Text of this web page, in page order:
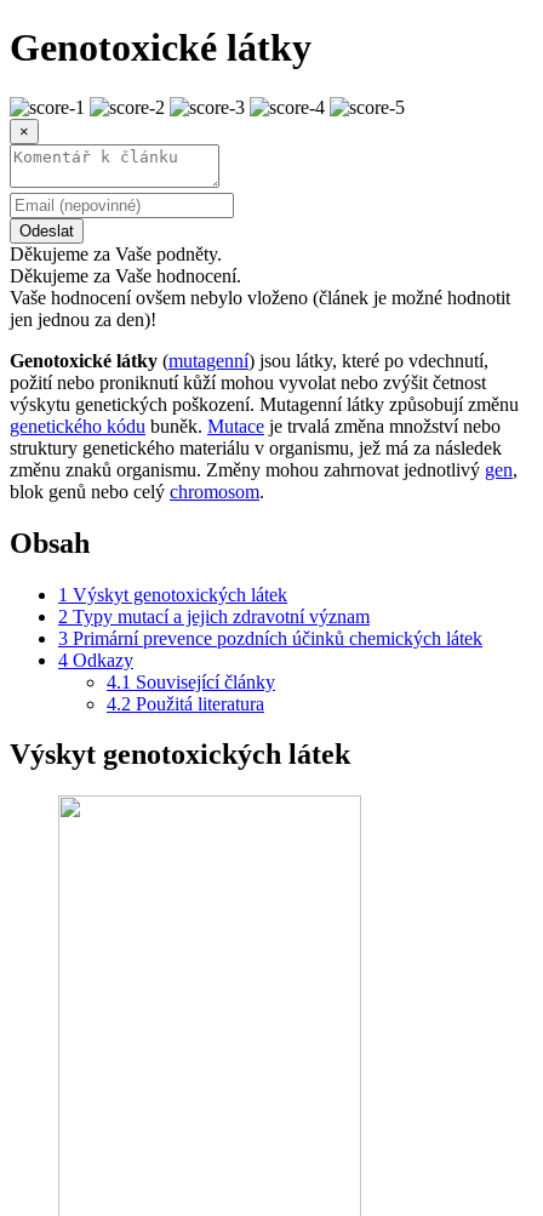
Genotoxické látky
×
Odeslat
Děkujeme za Vaše podněty.
Děkujeme za Vaše hodnocení.
Vaše hodnocení ovšem nebylo vloženo (článek je možné hodnotit
jen jednou za den)!
Genotoxické látky (mutagenní) jsou látky, které po vdechnutí,
požití nebo proniknutí kůží mohou vyvolat nebo zvýšit četnost
výskytu genetických poškození. Mutagenní látky způsobují změnu
genetického kódu buněk. Mutace je trvalá změna množství nebo
struktury genetického materiálu v organismu, jež má za následek
změnu znaků organismu. Změny mohou zahrnovat jednotlivý gen,
blok genů nebo celý chromosom.
Obsah
1 Výskyt genotoxických látek
2 Typy mutací a jejich zdravotní význam
3 Primární prevence pozdních účinků chemických látek
4 Odkazy
4.1 Související články
4.2 Použitá literatura
Výskyt genotoxických látek